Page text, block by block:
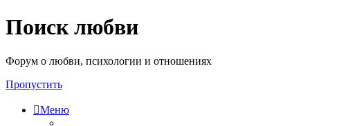
Поиск любви
Форум о любви, психологии и отношениях
Пропустить
Меню